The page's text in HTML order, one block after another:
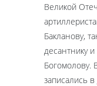
Великой
Бакланову,
десантнику
Богомолову.
записались